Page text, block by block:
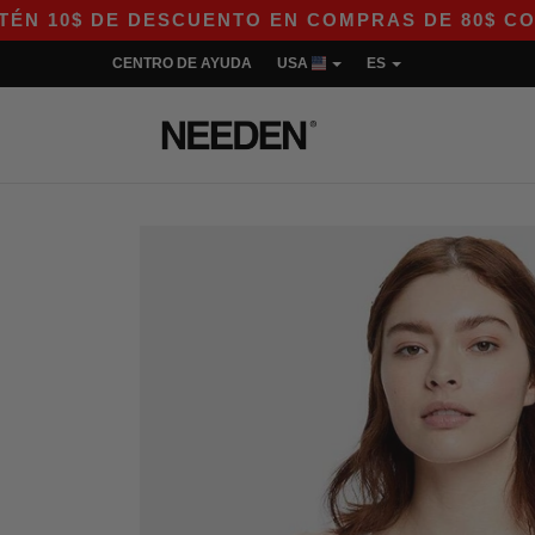
DE DESCUENTO EN COMPRAS DE 80$ CON
CENTRO DE AYUDA USA ES